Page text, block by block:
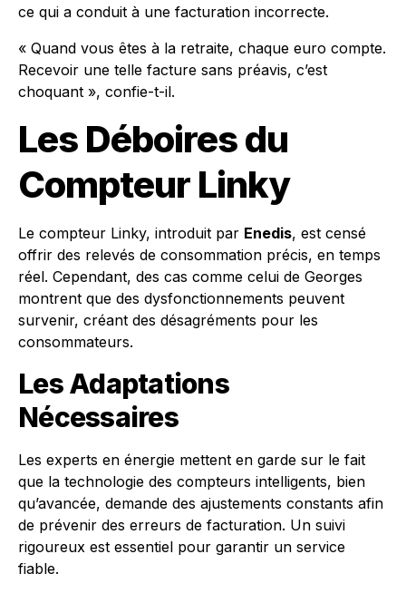
ce qui a conduit à une facturation incorrecte.
« Quand vous êtes à la retraite, chaque euro compte.
Recevoir une telle facture sans préavis, c’est
choquant », confie-t-il.
Les Déboires du
Compteur Linky
Le compteur Linky, introduit par Enedis, est censé
offrir des relevés de consommation précis, en temps
réel. Cependant, des cas comme celui de Georges
montrent que des dysfonctionnements peuvent
survenir, créant des désagréments pour les
consommateurs.
Les Adaptations
Nécessaires
Les experts en énergie mettent en garde sur le fait
que la technologie des compteurs intelligents, bien
qu’avancée, demande des ajustements constants afin
de prévenir des erreurs de facturation. Un suivi
rigoureux est essentiel pour garantir un service
fiable.